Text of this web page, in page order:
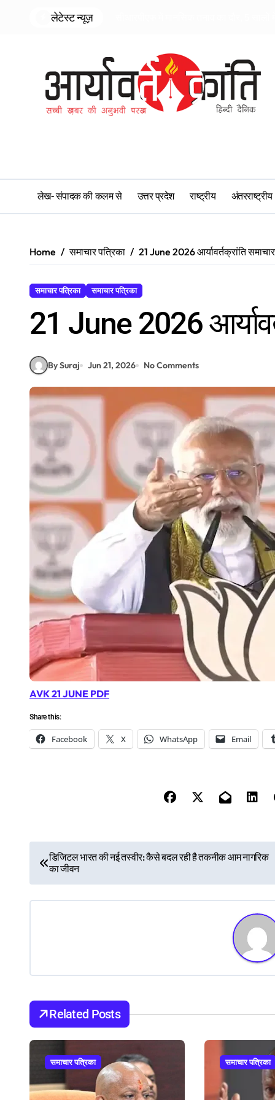
लेटेस्ट न्यूज़
लेख- संपादक की कलम से उत्तर प्रदेश राष्ट्रीय अंतरराष्ट्रीय
Home समाचार पत्रिका 21 June 2026 आर्यावर्तक्रांति
समाचार पत्रिका समाचार पत्रिका
21 June 2026
By Suraj Jun 21, 2026 No Comments
AVK 21 JUNE PDF
Share this:
Facebook X WhatsApp Email
o
s
a
v
i
a
डिजिटल भारत की नई तस्वीर: कैसे बदल रही है तकनीक आम नागरिक
का जीवन
Related Posts
समाचार पत्रिका समाचार पत्रिका